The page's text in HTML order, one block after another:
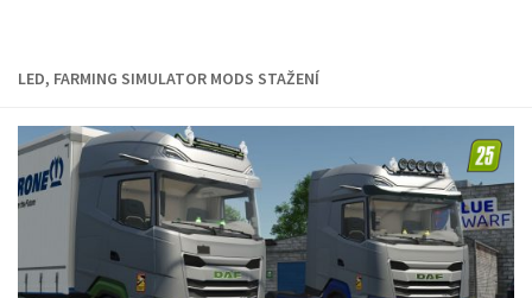
LED, FARMING SIMULATOR MODS STAŽENÍ